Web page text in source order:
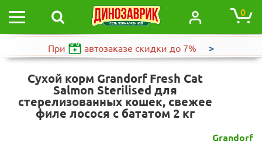
0
При автозаказе скидки до 7% >
Сухой корм Grandorf Fresh Cat
Salmon Sterilised для
стерелизованных кошек, свежее
филе лосося с бататом 2 кг
Grandorf